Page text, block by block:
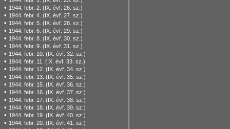
• 1944. febr. 2. (IX. évf. 26. sz.)
• 1944. febr. 4. (IX. évf. 27. sz.)
• 1944. febr. 5. (IX. évf. 28. sz.)
• 1944. febr. 6. (IX. évf. 29. sz.)
• 1944. febr. 8. (IX. évf. 30. sz.)
• 1944. febr. 9. (IX. évf. 31. sz.)
• 1944. febr. 10. (IX. évf. 32. sz.)
• 1944. febr. 11. (IX. évf. 33. sz.)
• 1944. febr. 12. (IX. évf. 34. sz.)
• 1944. febr. 13. (IX. évf. 35. sz.)
• 1944. febr. 15. (IX. évf. 36. sz.)
• 1944. febr. 16. (IX. évf. 37. sz.)
• 1944. febr. 17. (IX. évf. 38. sz.)
• 1944. febr. 18. (IX. évf. 39. sz.)
• 1944. febr. 19. (IX. évf. 40. sz.)
• 1944. febr. 20. (IX. évf. 41. sz.)